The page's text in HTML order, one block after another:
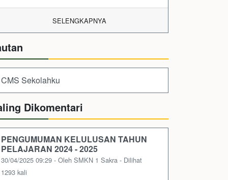
SELENGKAPNYA
CMS Sekolahku
Dikomentari
PENGUMUMAN KELULUSAN TAHUN
PELAJARAN 2024 - 2025
30/04/2025 09:29 - Oleh SMKN 1 Sakra - Dilihat
1293 kali